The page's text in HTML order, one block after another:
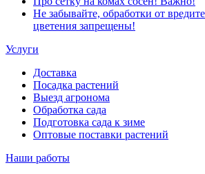
Не забывайте, обработки от
цветения запрещены!
Услуги
Доставка
Посадка растений
Выезд агронома
Обработка сада
Подготовка сада к зиме
Оптовые поставки растений
Наши работы